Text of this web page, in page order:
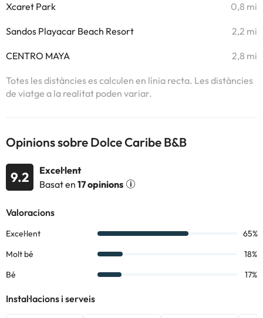
Xcaret Park 0,8 mi
Sandos Playacar Beach Resort 2,2 mi
CENTRO MAYA 2,8 mi
Totes les distàncies es calculen en línia recta. Les distàncies
de viatge a la realitat poden variar.
Opinions sobre Dolce Caribe B&B
9.2
Excel·lent
Basat en 17 opinions